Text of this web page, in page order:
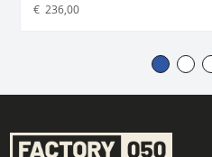
€ 236,00